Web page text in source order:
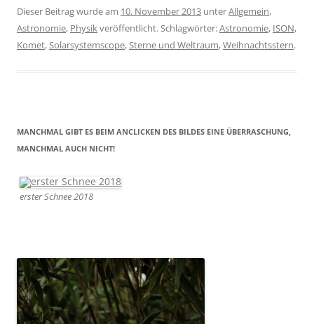
Dieser Beitrag wurde am 10. November 2013 unterAllgemein,
Astronomie, Physikveröffentlicht. Schlagwörter:Astronomie, ISON,
Komet,Solarsystemscope,Sterne und Weltraum,Weihnachtsstern.
MANCHMAL GIBT ES BEIM ANCLICKEN DES BILDES EINE ÜBERRASCHUNG,
MANCHMAL AUCH NICHT!
erster Schnee 2018